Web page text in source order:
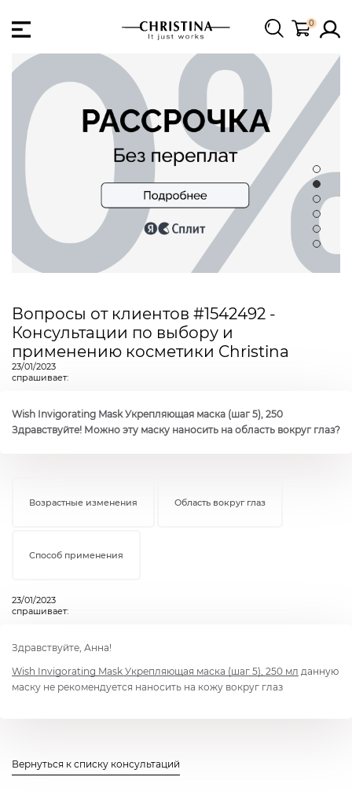
0
Вопросы от клиентов #1542492 -
Консультации по выбору и
применению косметики Christina
23/01/2023
спрашивает:
Wish Invigorating Mask Укрепляющая маска (шаг 5), 250
Здравствуйте! Можно эту маску наносить на область вокруг глаз?
Возрастные изменения Область вокруг глаз
Способ применения
23/01/2023
спрашивает:
Здравствуйте, Анна!
Wish Invigorating Mask Укрепляющая маска (шаг 5), 250 мл данную
маску не рекомендуется наносить на кожу вокруг глаз
Вернуться к списку консультаций